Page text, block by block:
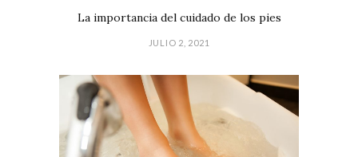
La importancia del cuidado de los pies
JULIO 2, 2021